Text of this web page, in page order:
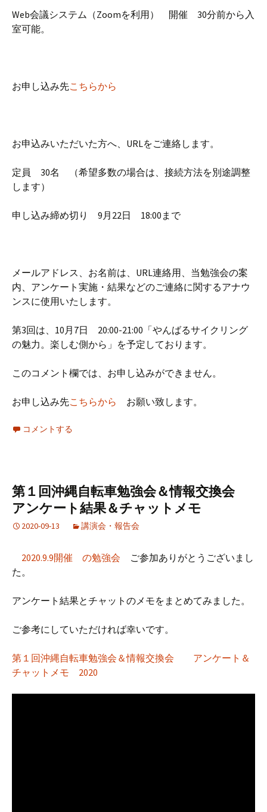
Web会議システム（Zoomを利用） 開催 30分前から入
室可能。
お申し込み先こちらから
お申込みいただいた方へ、URLをご連絡します。
定員 30名 （希望多数の場合は、接続方法を別途調整
します）
申し込み締め切り 9月22日 18:00まで
メールアドレス、お名前は、URL連絡用、当勉強会の案
内、アンケート実施・結果などのご連絡に関するアナウ
ンスに使用いたします。
第3回は、10月7日 20:00-21:00「やんばるサイクリング
の魅力。楽しむ側から」を予定しております。
このコメント欄では、お申し込みができません。
お申し込み先こちらから お願い致します。
コメントする
第１回沖縄自転車勉強会＆情報交換会
アンケート結果＆チャットメモ
2020-09-13 講演会・報告会
2020.9.9開催 の勉強会 ご参加ありがとうございまし
た。
アンケート結果とチャットのメモをまとめてみました。
ご参考にしていただければ幸いです。
第１回沖縄自転車勉強会＆情報交換会 アンケート＆
チャットメモ 2020